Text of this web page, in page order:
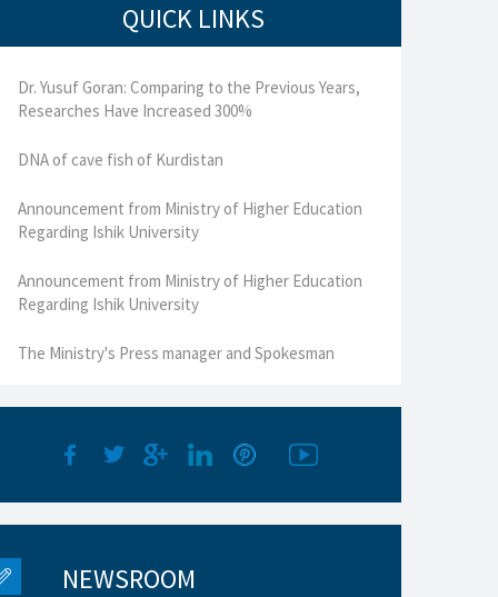
QUICK LINKS
Dr. Yusuf Goran: Comparing to the Previous Years,
Researches Have Increased 300%
DNA of cave fish of Kurdistan
Announcement from Ministry of Higher Education
Regarding Ishik University
Announcement from Ministry of Higher Education
Regarding Ishik University
The Ministry's Press manager and Spokesman
NEWSROOM